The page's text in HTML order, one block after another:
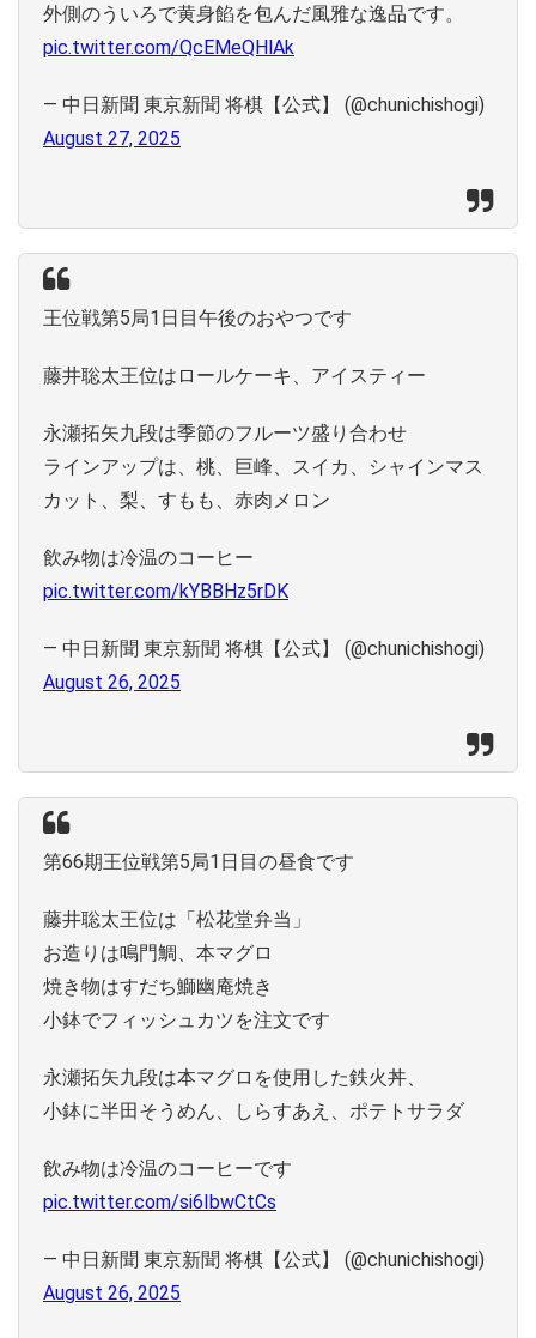
外側のういろで黄身餡を包んだ風雅な逸品です。
pic.twitter.com/QcEMeQHlAk
— 中日新聞 東京新聞 将棋【公式】 (@chunichishogi)
August 27, 2025
王位戦第5局1日目午後のおやつです
藤井聡太王位はロールケーキ、アイスティー
永瀬拓矢九段は季節のフルーツ盛り合わせ
ラインアップは、桃、巨峰、スイカ、シャインマス
カット、梨、すもも、赤肉メロン
飲み物は冷温のコーヒー
pic.twitter.com/kYBBHz5rDK
— 中日新聞 東京新聞 将棋【公式】 (@chunichishogi)
August 26, 2025
第66期王位戦第5局1日目の昼食です
藤井聡太王位は「松花堂弁当」
お造りは鳴門鯛、本マグロ
焼き物はすだち鰤幽庵焼き
小鉢でフィッシュカツを注文です
永瀬拓矢九段は本マグロを使用した鉄火丼、
小鉢に半田そうめん、しらすあえ、ポテトサラダ
飲み物は冷温のコーヒーです
pic.twitter.com/si6IbwCtCs
— 中日新聞 東京新聞 将棋【公式】 (@chunichishogi)
August 26, 2025